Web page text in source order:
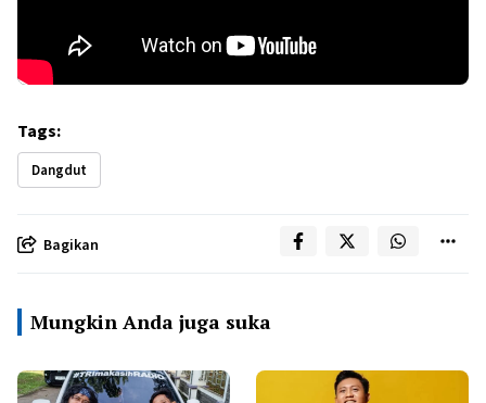
Tags:
Dangdut
Bagikan
Mungkin Anda juga suka